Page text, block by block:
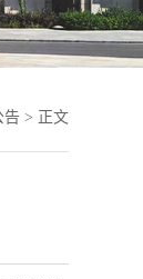
告> 正文